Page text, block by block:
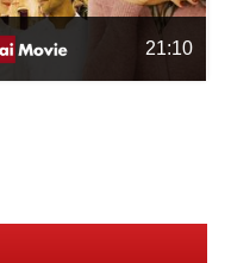
21:10